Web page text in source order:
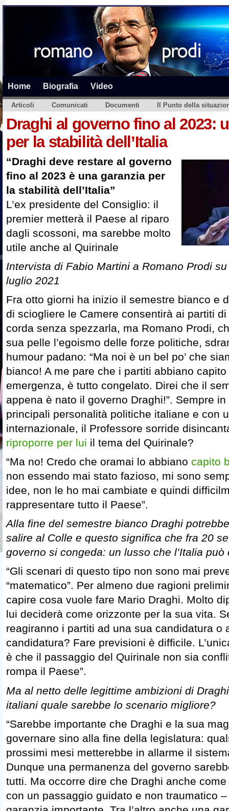
Home Biografia Video
Articoli Comunicati Documenti Il Punto della
Draghi al governo fino al 2023:
per la stabilità dell’Italia
“Draghi deve restare al governo
fino al 2023 è una garanzia per
la stabilità dell’Italia”
L’ex presidente del Consiglio: il
premier metterà il Paese al riparo
dagli scossoni, ma sarebbe molto
utile anche al Quirinale
Intervista di Fabio Martini a Romano Prodi
luglio 2021
Fra otto giorni ha inizio il semestre bianco e
di sciogliere le Camere consentirà ai partiti
corda senza spezzarla, ma Romano Prodi,
sua pelle l’egoismo delle forze politiche,
humour padano: “Ma noi è un bel po’ che
bianco! A me pare che i partiti abbiano
emergenza, è tutto congelato. Direi che il
appena è nato il governo Draghi!”. Sempre
principali personalità politiche italiane e con
internazionale, il Professore sorride
riproporre per lui il tema del Quirinale?
“Ma no! Credo che oramai lo abbiano capito
non essendo mai stato fazioso, mi sono
idee, non le ho mai cambiate e quindi
rappresentare tutto il Paese”.
Alla fine del semestre bianco Draghi
salire al Colle e questo significa che fra 20
governo si congeda: un lusso che l’Italia può
“Gli scenari di questo tipo non sono mai
“matematico”. Per almeno due ragioni
capire cosa vuole fare Mario Draghi. Molto
lui deciderà come orizzonte per la sua vita.
reagiranno i partiti ad una sua candidatura o
candidatura? Fare previsioni è difficile.
è che il passaggio del Quirinale non sia
rompa il Paese”.
Ma al netto delle legittime ambizioni di
italiani quale sarebbe lo scenario migliore?
“Sarebbe importante che Draghi e la sua
governare sino alla fine della legislatura:
prossimi mesi metterebbe in allarme il
Dunque una permanenza del governo
tutti. Ma occorre dire che Draghi anche
con un passaggio guidato e non traumatico